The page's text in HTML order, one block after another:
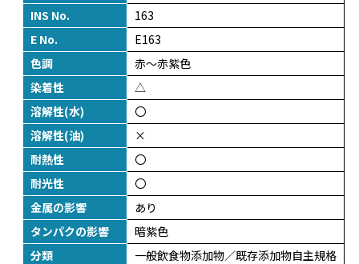
INS No.
163
E No.
E163
色調
赤～赤紫色
染着性
△
溶解性(水)
〇
溶解性(油)
×
耐熱性
〇
耐光性
〇
金属の影響
あり
タンパクの影響
暗紫色
分類
一般飲食物添加物／既存添加物自主規格